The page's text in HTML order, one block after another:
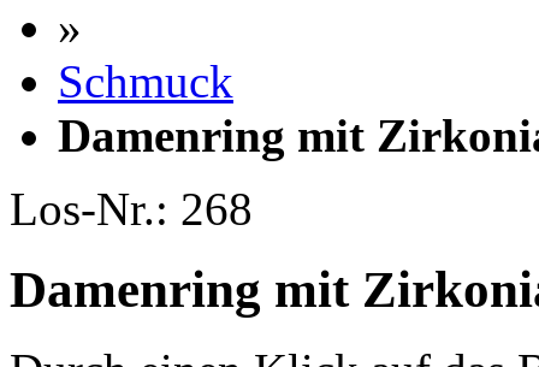
»
Schmuck
Damenring mit
Los-Nr.: 268
Damenring mit